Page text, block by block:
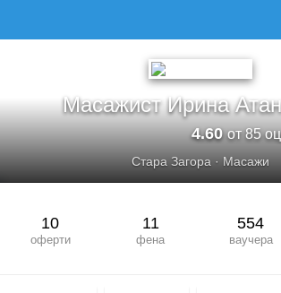
Масажист Ирина
4.60от 85
Стара Загора · Масажи
10
оферти
11
фена
554
ваучера